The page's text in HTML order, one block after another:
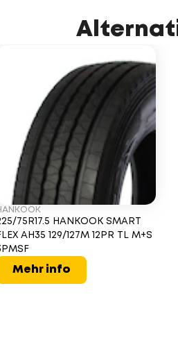
75R17.5 HANKOOK SMART
AH35 129/127M 12PR TL M+S
Mehr info